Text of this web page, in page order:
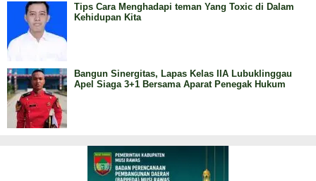
Tips Cara Menghadapi teman Yang Toxic di Dalam
Kehidupan Kita
Bangun Sinergitas, Lapas Kelas IIA Lubuklinggau
Apel Siaga 3+1 Bersama Aparat Penegak Hukum